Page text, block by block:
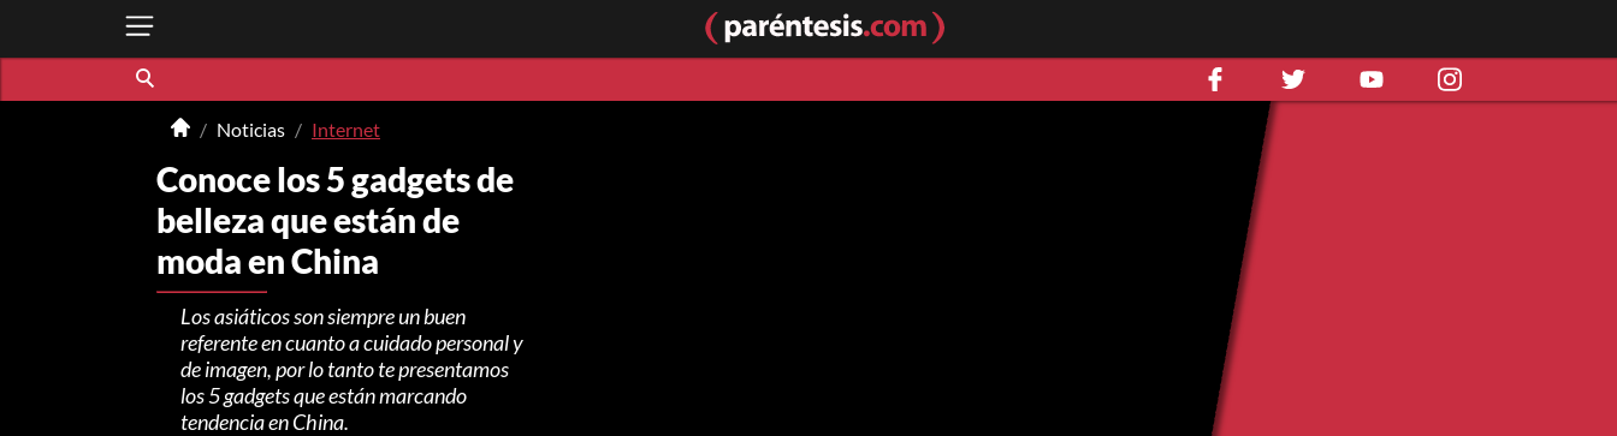
Noticias Internet
Conoce los 5 gadgets de
belleza que están de
moda en China
Los asiáticos son siempre un buen
referente en cuanto a cuidado personal y
de imagen, por lo tanto te presentamos
los 5 gadgets que están marcando
tendencia en China.